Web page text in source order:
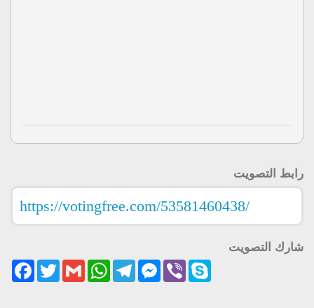
رابط التصويت
شارك التصويت
TwitterGmail
WhatsAppTelegram
Messenger ViberSkype